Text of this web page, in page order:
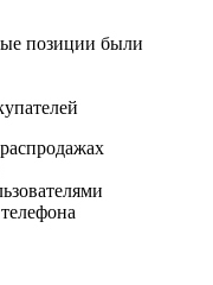
позиции были